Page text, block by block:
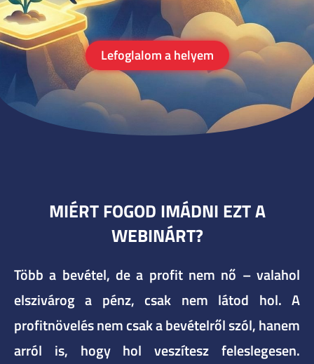
Lefoglalom a helyem
MIÉRT FOGOD IMÁDNI EZT A
WEBINÁRT?
Több a bevétel, de a profit nem nő – valahol
elszivárog a pénz, csak nem látod hol. A
profitnövelés nem csak a bevételről szól, hanem
arról is, hogy hol veszítesz feleslegesen.